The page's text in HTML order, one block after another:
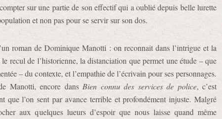
sur une partie de son effectif qui a oublié depuis belle lurette
et non pas pour se servir sur son dos.
roman de Dominique Manotti : on reconnait dans l’intrigue et la
le recul de l’historienne, la distanciation que permet une étude – que
– du contexte, et l’empathie de l’écrivain pour ses personnages.
Manotti, encore dans Bien connu des services de police, c’est
que l’on sent par avance terrible et profondément injuste. Malgré
aux quelques lueurs d’espoir que nous laisse quand même